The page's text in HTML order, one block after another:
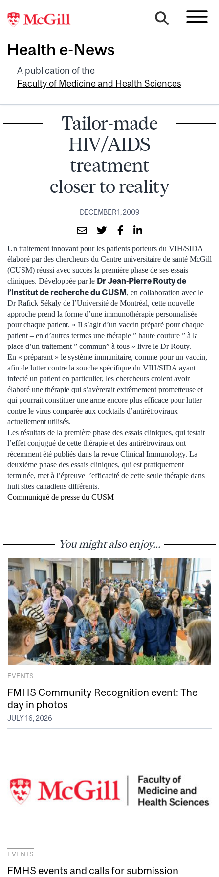
Health e-News
A publication of the
Faculty of Medicine and Health Sciences
Tailor-made
HIV/AIDS
treatment
closer to reality
DECEMBER 1, 2009
Un traitement innovant pour les patients porteurs du VIH/SIDA
élaboré par des chercheurs du Centre universitaire de santé McGill
(CUSM) réussi avec succès la première phase de ses essais
cliniques. Développée par le Dr Jean-Pierre Routy de
l’Institut de recherche du CUSM, en collaboration avec le
Dr Rafick Sékaly de l’Université de Montréal, cette nouvelle
approche prend la forme d’une immunothérapie personnalisée
pour chaque patient. « Il s’agit d’un vaccin préparé pour chaque
patient – en d’autres termes une thérapie ” haute couture ” à la
place d’un traitement ” commun” à tous » livre le Dr Routy.
En « préparant » le système immunitaire, comme pour un vaccin,
afin de lutter contre la souche spécifique du VIH/SIDA ayant
infecté un patient en particulier, les chercheurs croient avoir
élaboré une thérapie qui s’avèrerait extrêmement prometteuse et
qui pourrait constituer une arme encore plus efficace pour lutter
contre le virus comparée aux cocktails d’antirétroviraux
actuellement utilisés.
Les résultats de la première phase des essais cliniques, qui testait
l’effet conjugué de cette thérapie et des antirétroviraux ont
récemment été publiés dans la revue Clinical Immunology. La
deuxième phase des essais cliniques, qui est pratiquement
terminée, met à l’épreuve l’efficacité de cette seule thérapie dans
huit sites canadiens différents.
Communiqué de presse du CUSM
You might also enjoy...
EVENTS
FMHS Community Recognition event: The
day in photos
JULY 16, 2026
EVENTS
FMHS events and calls for submission